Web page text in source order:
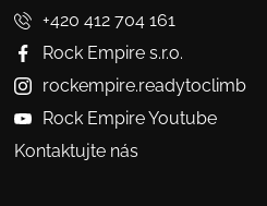
+420 412 704 161
Rock Empire s.r.o.
rockempire.readytoclimb
Rock Empire Youtube
Kontaktujte nás